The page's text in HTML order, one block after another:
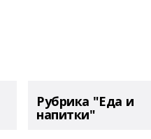
Рубрика "Еда и
напитки"